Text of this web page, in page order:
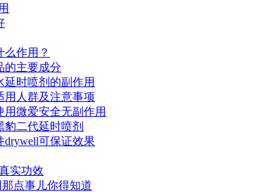
作用？
的主要成分
时喷剂的副作用
用人群及注意事项
微爱安全无副作用
二代延时喷剂
drywell可保证效果
实功效
点事儿你得知道